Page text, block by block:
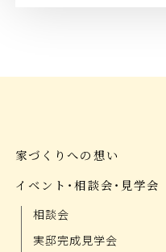
家づくりへの想い
イベント・相談会・見学会
相談会
実邸完成見学会